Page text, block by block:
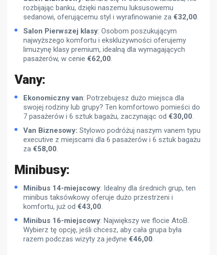
rozbijając banku, dzięki naszemu luksusowemu
sedanowi, oferującemu styl i wyrafinowanie za €32,00.
Salon Pierwszej klasy: Osobom poszukującym
najwyższego komfortu i ekskluzywności oferujemy
limuzynę klasy premium, idealną dla wymagających
pasażerów, w cenie €62,00.
Vany:
Ekonomiczny van: Potrzebujesz dużo miejsca dla
swojej rodziny lub grupy? Ten komfortowo pomieści do
7 pasażerów i 6 sztuk bagażu, zaczynając od €30,00.
Van Biznesowy: Stylowo podróżuj naszym vanem typu
executive z miejscami dla 6 pasażerów i 6 sztuk bagażu
za €58,00.
Minibusy:
Minibus 14-miejscowy: Idealny dla średnich grup, ten
minibus taksówkowy oferuje dużo przestrzeni i
komfortu, już od €43,00.
Minibus 16-miejscowy: Największy we flocie AtoB.
Wybierz tę opcję, jeśli chcesz, aby cała grupa była
razem podczas wizyty za jedyne €46,00.